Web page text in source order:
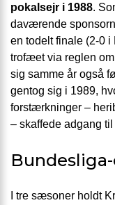
pokalsejr i 1988.
daværende
en todelt finale (2-0 i
trofæet via reglen
sig samme år også
gentog sig i 1989,
forstærkninger –
– skaffede adgang
Bundesliga-
I tre sæsoner holdt